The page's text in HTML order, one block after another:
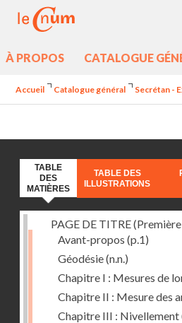
À PROPOS CATALOGUE
Accueil Catalogue général Secrétan -
TABLE
DES
MATIÈRES
TABLE DES
ILLUSTRATIONS
PAGE DE TITRE
Avant-propos (p.1)
Géodésie(n.n.)
Chapitre I : Mesures de
Chapitre II : Mesure des
Chapitre III : Nivellement